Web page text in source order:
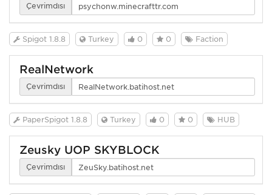
Çevrimdışı
Spigot 1.8.8 Turkey 0 0 Faction
RealNetwork
Çevrimdışı
PaperSpigot 1.8.8 Turkey 0 0 HUB
Zeusky UOP SKYBLOCK
Çevrimdışı